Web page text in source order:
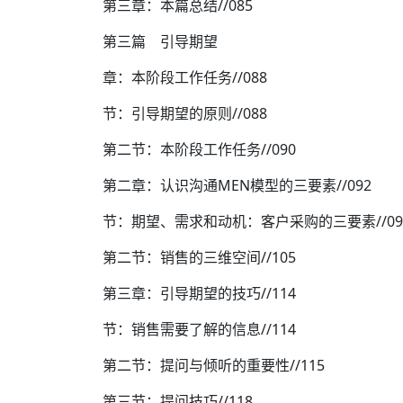
第三章：本篇总结//085
第三篇 引导期望
章：本阶段工作任务//088
节：引导期望的原则//088
第二节：本阶段工作任务//090
第二章：认识沟通MEN模型的三要素//092
节：期望、需求和动机：客户采购的三要素//
第二节：销售的三维空间//105
第三章：引导期望的技巧//114
节：销售需要了解的信息//114
第二节：提问与倾听的重要性//115